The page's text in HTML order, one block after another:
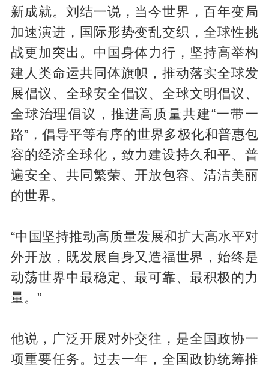
新成就。刘结一说，当今世界，百年变局
加速演进，国际形势变乱交织，全球性挑
战更加突出。中国身体力行，坚持高举构
建人类命运共同体旗帜，推动落实全球发
展倡议、全球安全倡议、全球文明倡议、
全球治理倡议，推进高质量共建“一带一
路”，倡导平等有序的世界多极化和普惠包
容的经济全球化，致力建设持久和平、普
遍安全、共同繁荣、开放包容、清洁美丽
的世界。
“中国坚持推动高质量发展和扩大高水平对
外开放，既发展自身又造福世界，始终是
动荡世界中最稳定、最可靠、最积极的力
量。”
他说，广泛开展对外交往，是全国政协一
项重要任务。过去一年，全国政协统筹推